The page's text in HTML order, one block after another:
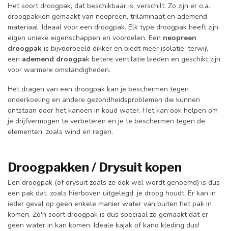
Het soort droogpak, dat beschikbaar is, verschilt. Zo zijn er o.a.
droogpakken gemaakt van neopreen, trilaminaat en ademend
materiaal. Ideaal voor een droogpak. Elk type droogpak heeft zijn
eigen unieke eigenschappen en voordelen. Een neopreen
droogpak is bijvoorbeeld dikker en biedt meer isolatie, terwijl
een ademend droogpak betere ventilatie bieden en geschikt zijn
voor warmere omstandigheden.
Het dragen van een droogpak kan je beschermen tegen
onderkoeling en andere gezondheidsproblemen die kunnen
ontstaan door het kanoën in koud water. Het kan ook helpen om
je drijfvermogen te verbeteren en je te beschermen tegen de
elementen, zoals wind en regen.
Droogpakken / Drysuit kopen
Een droogpak (of drysuit zoals ze ook wel wordt genoemd) is dus
een pak dat, zoals hierboven uitgelegd, je droog houdt. Er kan in
ieder geval op geen enkele manier water van buiten het pak in
komen. Zo'n soort droogpak is dus speciaal zo gemaakt dat er
geen water in kan komen. Ideale kajak of kano kleding dus!